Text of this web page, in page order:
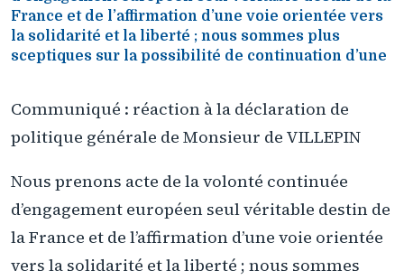
France et de l’affirmation d’une voie orientée vers
la solidarité et la liberté ; nous sommes plus
sceptiques sur la possibilité de continuation d’une
Communiqué : réaction à la déclaration de
politique générale de Monsieur de VILLEPIN
Nous prenons acte de la volonté continuée
d’engagement européen seul véritable destin de
la France et de l’affirmation d’une voie orientée
vers la solidarité et la liberté ; nous sommes